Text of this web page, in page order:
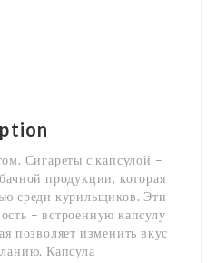
Сигареты с капсулой –
продукции, которая
среди курильщиков. Эти
– встроенную капсулу
позволяет изменить вкус
Капсула